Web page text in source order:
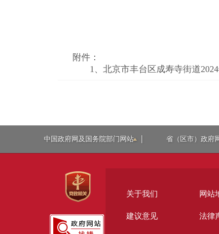
附件：
1、 北京市丰台区成寿寺街道
中国政府网及国务院部门网站 省（区市）政府
关于我们 网站
建议意见 法律